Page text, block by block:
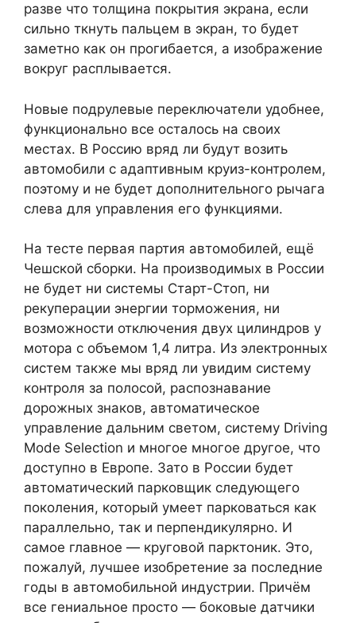
разве что толщина покрытия экрана, если
сильно ткнуть пальцем в экран, то будет
заметно как он прогибается, а изображение
вокруг расплывается.
Новые подрулевые переключатели удобнее,
функционально все осталось на своих
местах. В Россию вряд ли будут возить
автомобили с адаптивным круиз-контролем,
поэтому и не будет дополнительного рычага
слева для управления его функциями.
На тесте первая партия автомобилей, ещё
Чешской сборки. На производимых в России
не будет ни системы Старт-Стоп, ни
рекуперации энергии торможения, ни
возможности отключения двух цилиндров у
мотора с объемом 1,4 литра. Из электронных
систем также мы вряд ли увидим систему
контроля за полосой, распознавание
дорожных знаков, автоматическое
управление дальним светом, систему Driving
Mode Selection и многое многое другое, что
доступно в Европе. Зато в России будет
автоматический парковщик следующего
поколения, который умеет парковаться как
параллельно, так и перпендикулярно. И
самое главное — круговой парктоник. Это,
пожалуй, лучшее изобретение за последние
годы в автомобильной индустрии. Причём
все гениальное просто — боковые датчики